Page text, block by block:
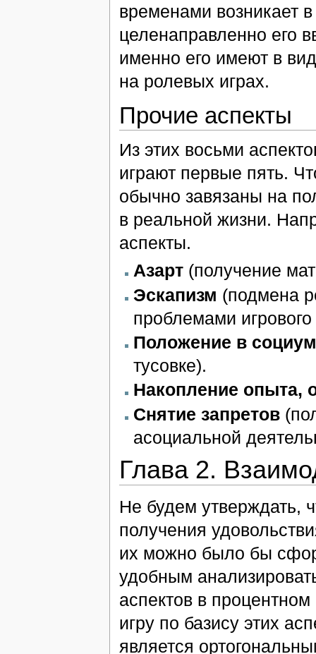
временами возникает
целенаправленно его
именно его имеют в
на ролевых играх.
Прочие аспекты
Из этих восьми
играют первые пять.
обычно завязаны на
в реальной жизни.
аспекты.
Азарт(получение
Эскапизм (подмена
проблемами
Положение в
тусовке).
Накопление опыта,
Снятие запретов
асоциальной
Глава 2.
Не будем утверждать,
получения
их можно было бы
удобным
аспектов в
игру по базису этих
является